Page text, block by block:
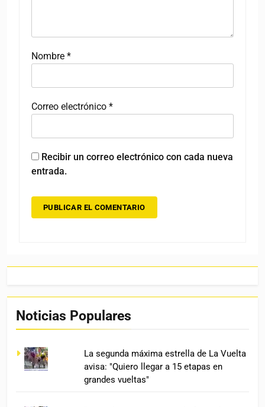
Nombre *
Correo electrónico *
Recibir un correo electrónico con cada nueva
entrada.
Noticias Populares
La segunda máxima estrella de La Vuelta
avisa: "Quiero llegar a 15 etapas en
grandes vueltas"